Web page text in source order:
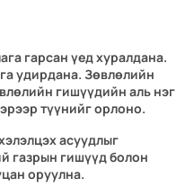
гарсан үед хуралдана.
удирдана. Зөвлөлийн
гишүүдийн аль нэг
түүнийг орлоно.
асуудлыг
газрын гишүүд болон
оруулна.